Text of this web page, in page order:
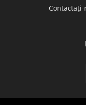
Contactați-